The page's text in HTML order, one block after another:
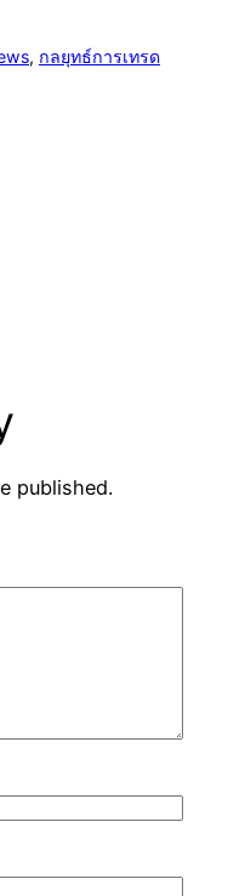
, กลยุทธ์การเทรด
published.